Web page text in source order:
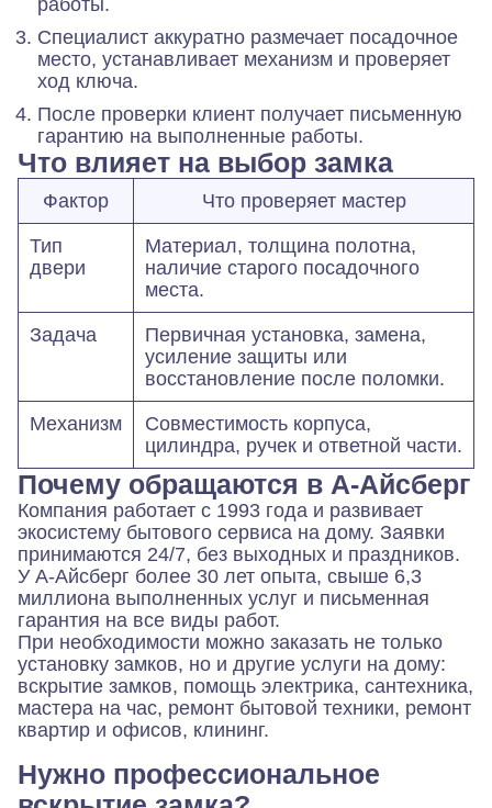
Специалист аккуратно размечает посадочное
место, устанавливает механизм и проверяет
ход ключа.
После проверки клиент получает письменную
гарантию на выполненные работы.
Что влияет на выбор замка
Фактор Что проверяет мастер
Тип
двери
Материал, толщина полотна,
наличие старого посадочного
места.
Задача
Первичная установка, замена,
усиление защиты или
восстановление после поломки.
Механизм
Совместимость корпуса,
цилиндра, ручек и ответной части.
Почему обращаются в А-Айсберг
Компания работает с 1993 года и развивает
экосистему бытового сервиса на дому. Заявки
принимаются 24/7, без выходных и праздников.
У А-Айсберг более 30 лет опыта, свыше 6,3
миллиона выполненных услуг и письменная
гарантия на все виды работ.
При необходимости можно заказать не только
установку замков, но и другие услуги на дому:
вскрытие замков, помощь электрика, сантехника,
мастера на час, ремонт бытовой техники, ремонт
квартир и офисов, клининг.
Нужно профессиональное